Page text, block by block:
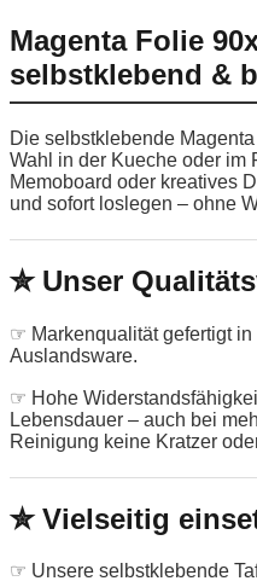
Magenta Folie
selbstklebend &
Die selbstklebende
Wahl in der Kueche oder im
Memoboard oder kreatives
und sofort loslegen – ohne
✮ Unser
☞ Markenqualität gefertigt
Auslandsware.
☞ Hohe
Lebensdauer – auch bei
Reinigung keine Kratzer
✮ Vielseitig
☞ Unsere selbstklebende